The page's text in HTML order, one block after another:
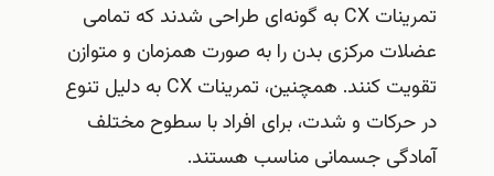
تمرینات CX به گونه‌ای طراحی شدند که تمامی
عضلات مرکزی بدن را به صورت همزمان و متوازن
تقویت کنند. همچنین، تمرینات CX به دلیل تنوع
در حرکات و شدت، برای افراد با سطوح مختلف
آمادگی جسمانی مناسب هستند.